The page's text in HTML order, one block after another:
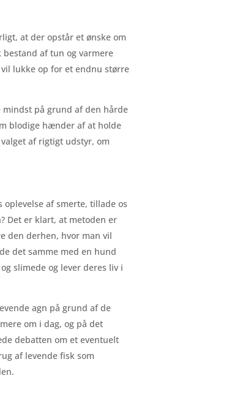
at der opstår et ønske om
af tun og varmere
lukke op for et endnu større
på grund af den hårde
blodige hænder af at holde
af rigtigt udstyr, om
af smerte, tillade os
Det er klart, at metoden er
den derhen, hvor man vil
det samme med en hund
slimede og lever deres liv i
agn på grund af de
om i dag, og på det
debatten om et eventuelt
af levende fisk som